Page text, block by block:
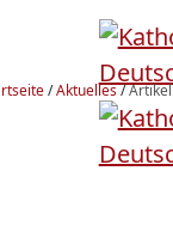
/Aktuelles/Artikel